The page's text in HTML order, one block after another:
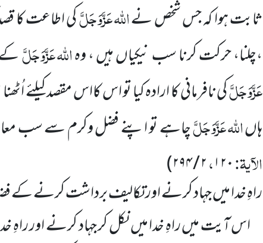
ثابتہوا کہ جس شخص نےاللہ عَزَّوَجَلَّکی اطاعت کا
،چلنا، حرکت کرنا سب نیکیاںہیں ، وہاللہعَزَّوَجَلَّ
عَزَّوَجَلَّکی نافرمانی کا ارادہ کیا تو اس کااس مقصد کیلئے
ہاںاللہعَزَّوَجَلَّچاہے تو اپنے فضل وکرم سے سب
الآیۃ:۱۲۰،۲/۲۹۴)
راہِ خدا میں جہاد کرنے اور تکالیف برداشت کرنے کے
اس آیت میں راہِ خدا میں نکل کر جہاد کرنے اور راہِ